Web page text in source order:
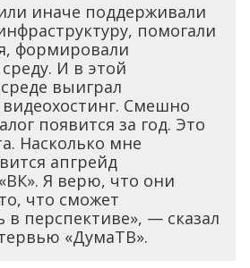
иначе поддерживали
помогали
формировали
И в этой
выиграл
Смешно
появится за год. Это
Насколько мне
апгрейд
Я верю, что они
что сможет
в перспективе», — сказал
«ДумаТВ».